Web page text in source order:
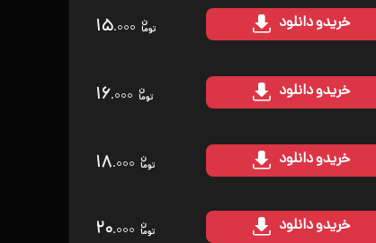
خریدو دانلود ۱۵.۰۰۰
خریدو دانلود ۱۶.۰۰۰
خریدو دانلود ۱۸.۰۰۰
خریدو دانلود ۲۰.۰۰۰